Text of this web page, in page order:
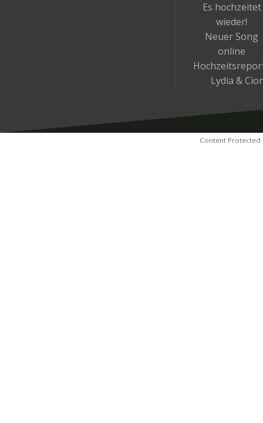
Es hochzeitet
wieder!
Neuer Song
online
Lydia &
Content Protected